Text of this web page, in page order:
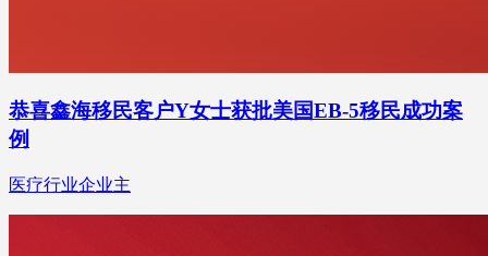
恭喜鑫海移民客户Y女士获批美国EB-5移民成功案
例
医疗行业企业主